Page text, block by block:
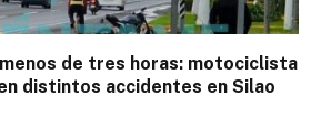
de tres horas: motociclista
distintos accidentes en Silao